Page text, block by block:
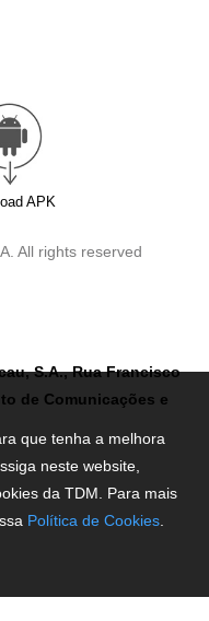
APK
All rights reserved
S.A., Rua Francisco
de Comunicações e
que tenha a melhora
neste website,
da TDM. Para mais
Política de Cookies